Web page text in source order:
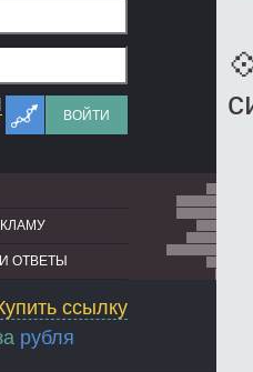
ВОЙТИ
ОТВЕТЫ
ссылку
рубля